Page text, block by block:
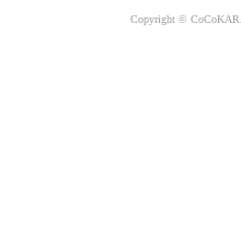
Copyright ©